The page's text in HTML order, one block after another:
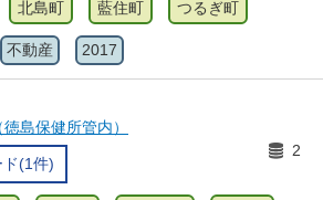
北島町 藍住町 つるぎ町
不動産 2017
島保健所管内）
(1件)
2